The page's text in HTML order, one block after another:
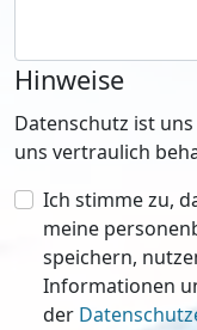
Hinweise
Datenschutz ist
uns vertraulich
Ich stimme zu,
meine
speichern, nutzen und verarbeiten darf. Weitere
Informationen
der